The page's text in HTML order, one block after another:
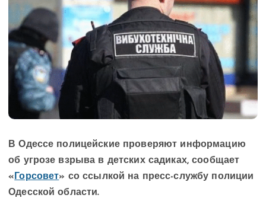
В Одессе полицейские проверяют информацию
об угрозе взрыва в детских садиках, сообщает
« Горсовет» со ссылкой на пресс-службу полиции
Одесской области.